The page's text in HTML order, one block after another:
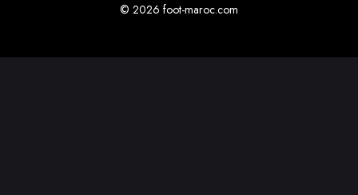
© 2026 foot-maroc.com